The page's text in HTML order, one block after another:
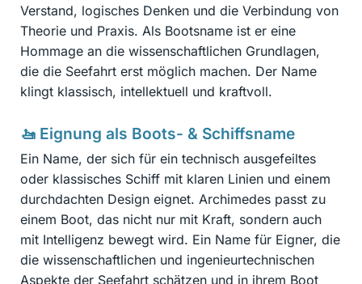
Verstand, logisches Denken und die Verbindung von
Theorie und Praxis. Als Bootsname ist er eine
Hommage an die wissenschaftlichen Grundlagen,
die die Seefahrt erst möglich machen. Der Name
klingt klassisch, intellektuell und kraftvoll.
🚤 Eignung als Boots- & Schiffsname
Ein Name, der sich für ein technisch ausgefeiltes
oder klassisches Schiff mit klaren Linien und einem
durchdachten Design eignet. Archimedes passt zu
einem Boot, das nicht nur mit Kraft, sondern auch
mit Intelligenz bewegt wird. Ein Name für Eigner, die
die wissenschaftlichen und ingenieurtechnischen
Aspekte der Seefahrt schätzen und in ihrem Boot